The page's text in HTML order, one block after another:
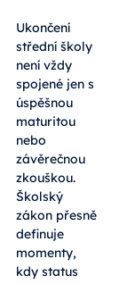
Ukončení
střední školy
není vždy
spojené jen s
úspěšnou
maturitou
nebo
závěrečnou
zkouškou.
Školský
zákon přesně
definuje
momenty,
kdy status